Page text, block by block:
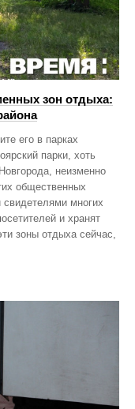
зон отдыха:
его в парках
парки, хоть
неизменно
общественных
свидетелями многих
и хранят
зоны отдыха сейчас,